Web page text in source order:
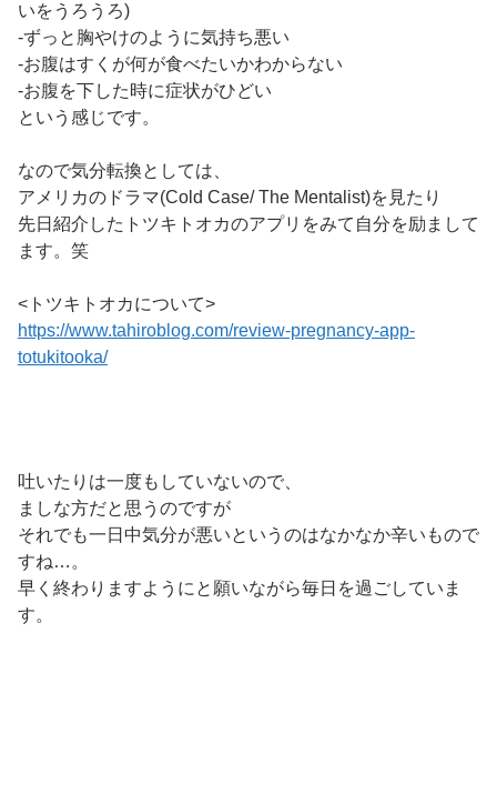
いをうろうろ)
-ずっと胸やけのように気持ち悪い
-お腹はすくが何が食べたいかわからない
-お腹を下した時に症状がひどい
という感じです。
なので気分転換としては、
アメリカのドラマ(Cold Case/ The Mentalist)を見たり
先日紹介したトツキトオカのアプリをみて自分を励まして
ます。笑
<トツキトオカについて>
https://www.tahiroblog.com/review-pregnancy-app-
totukitooka/
吐いたりは一度もしていないので、
ましな方だと思うのですが
それでも一日中気分が悪いというのはなかなか辛いもので
すね…。
早く終わりますようにと願いながら毎日を過ごしていま
す。